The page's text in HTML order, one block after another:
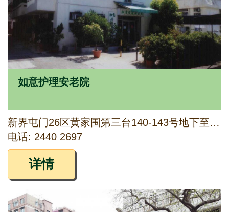
如意护理安老院
新界屯门26区黄家围第三台140-143号地下至三楼
电话: 2440 2697
详情